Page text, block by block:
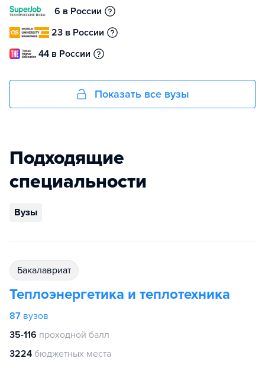
6 в России
23 в России
44 в России
Показать все вузы
Подходящие
специальности
Вузы
бакалавриат
Теплоэнергетика и теплотехника
87 вузов
35-116 проходной балл
3224 бюджетных места